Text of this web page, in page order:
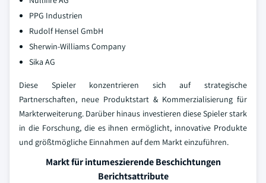
PPG Industrien
Rudolf Hensel GmbH
Sherwin-Williams Company
Sika AG
Diese Spieler konzentrieren sich auf strategische
Partnerschaften, neue Produktstart & Kommerzialisierung für
Markterweiterung. Darüber hinaus investieren diese Spieler stark
in die Forschung, die es ihnen ermöglicht, innovative Produkte
und größtmögliche Einnahmen auf dem Markt einzuführen.
Markt für intumeszierende Beschichtungen
Berichtsattribute